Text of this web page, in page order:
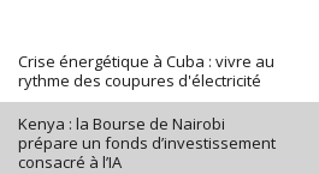
Crise énergétique à Cuba : vivre au
rythme des coupures d'électricité
Kenya : la Bourse de Nairobi
prépare un fonds d’investissement
consacré à l’IA